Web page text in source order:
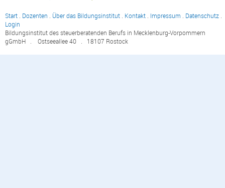
Start Dozenten Über das Bildungsinstitut Kontakt Impressum Datenschutz
Login
Bildungsinstitut des steuerberatenden Berufs in Mecklenburg-Vorpommern
gGmbH . Ostseeallee 40 . 18107 Rostock